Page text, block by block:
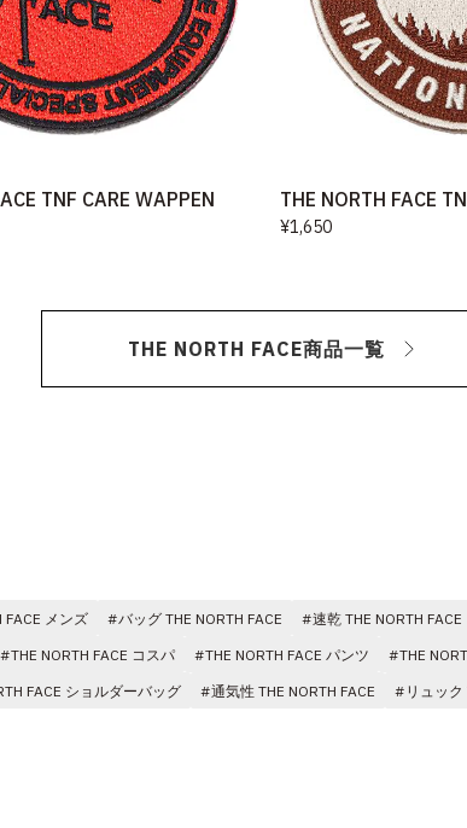
TNF CARE WAPPEN THE NORTH FACE
¥1,650
THE NORTH FACE商品一覧
FACE メンズ #バッグ THE NORTH FACE #速乾 THE NORTH FACE
#THE NORTH FACE コスパ
#THE NORTH FACE パンツ #THE
FACE ショルダーバッグ
#通気性 THE NORTH FACE #リュック